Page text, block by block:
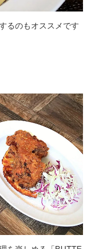
るのもオススメです